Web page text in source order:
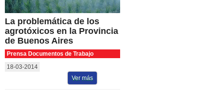
La problemática de los
agrotóxicos en la Provincia
de Buenos Aires
Prensa Documentos de Trabajo
18-03-2014
Ver más